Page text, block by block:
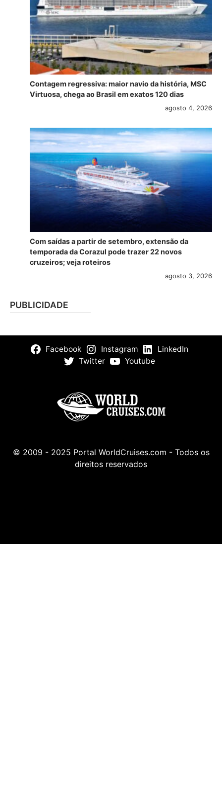
Contagem regressiva: maior navio da história, MSC
Virtuosa, chega ao Brasil em exatos 120 dias
agosto 4, 2026
Com saídas a partir de setembro, extensão da
temporada da Corazul pode trazer 22 novos
cruzeiros; veja roteiros
agosto 3, 2026
PUBLICIDADE
Facebook Instagram
LinkedIn
Twitter
Youtube
© 2009 - 2025 Portal WorldCruises.com - Todos os
direitos reservados